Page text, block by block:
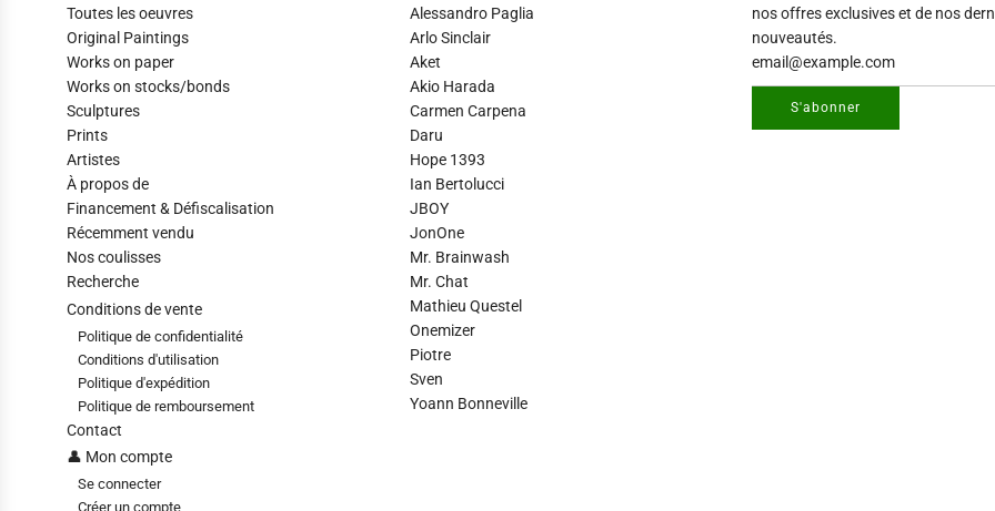
Toutes les oeuvres
Original Paintings
Works on paper
Works on stocks/bonds
Sculptures
Prints
Artistes
À propos de
Financement & Défiscalisation
Récemment vendu
Nos coulisses
Recherche
Conditions de vente
Politique de confidentialité
Conditions d'utilisation
Politique d'expédition
Politique de remboursement
Contact
👤 Mon compte
Se connecter
Créer un compte
Alessandro Paglia
Arlo Sinclair
Aket
Akio Harada
Carmen Carpena
Daru
Hope 1393
Ian Bertolucci
JBOY
JonOne
Mr. Brainwash
Mr. Chat
Mathieu Questel
Onemizer
Piotre
Sven
Yoann Bonneville
nos offres exclusives et de nos
nouveautés.
S'abonner